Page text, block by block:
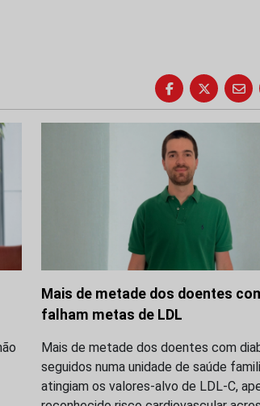
Mais de metade dos doentes
falham metas de LDL
Mais de metade dos doentes com
seguidos numa unidade de saúde
atingiam os valores-alvo de LDL-C,